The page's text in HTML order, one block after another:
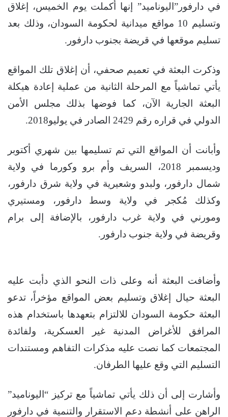
في دارفور”اليوناميد” إنها أكملت يوم الخميس، إغلاق
وتسليم 10 مواقع ميدانية لحكومة السودان، وذلك بعد
تسليم موقعها في قريضة بجنوب دارفور.
وذكرت البعثة في تعميم صحفي، أن إغلاق تلك المواقع
يأتي تماشياً مع المرحلة الثانية من عملية إعادة هيكلة
البعثة الجارية الآن، كما فوضها بذلك مجلس الأمن
الدولي في قراره رقم 2429 الصادر في يوليو2018.
وأبانت أن المواقع التي تم تسليمها بين شهري أكتوبر
وديسمبر 2018، السريف وأم برو وكورما في ولاية
شمال دارفور، ولبدو وشعيرية في ولاية شرق دارفور،
وكذلك مُكجر في ولاية وسط دارفور، ومستيري
ومورني في ولاية غرب دارفور، بالإضافة إلى برام
وقريضة في ولاية جنوب دارفور.
وأضافت البعثة أنه وعلى ذات النحو الذي دأبت عليه
البعثة حيال إغلاق وتسليم بعض المواقع مؤخراً، تدعو
البعثة حكومة السودان للالتزام بتعهدها باستخدام هذه
المرافق للأغراض المدنية غير العسكرية، ولفائدة
المجتمعات كما نصت عليه مذكرات التفاهم ومستندات
التسليم التي وقع عليها الطرفان.
وأشارت إلى أن ذلك يأتي تماشياً مع تركيز “اليوناميد”
الراهن على أنشطة دعم الاستقرار والتنمية في دارفور